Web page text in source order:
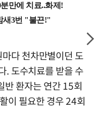
다 천차만별이던 도
. 도수치료를 받을 수
반 환자는 연간 15회
이 필요한 경우 24회